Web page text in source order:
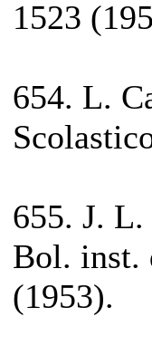
1523
654. L.
655. J.
Bol. inst.
(1953).